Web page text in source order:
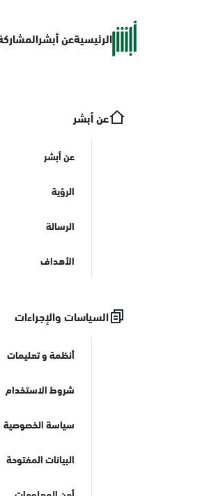
الرئيسيةعن أبشر
عن أبشر
عن أبشر
الرؤية
الرسالة
الأهداف
السياسات والإجراءات
أنظمة و تعليمات
شروط الاستخدام
سياسة الخصوصية
البيانات المفتوحة